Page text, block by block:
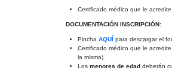
Certificado médico que le
DOCUMENTACIÓN INSCRIPCIÓN:
Pincha AQUÍ para descargar el
Certificado médico que le
la misma).
Los menores de edad deberán